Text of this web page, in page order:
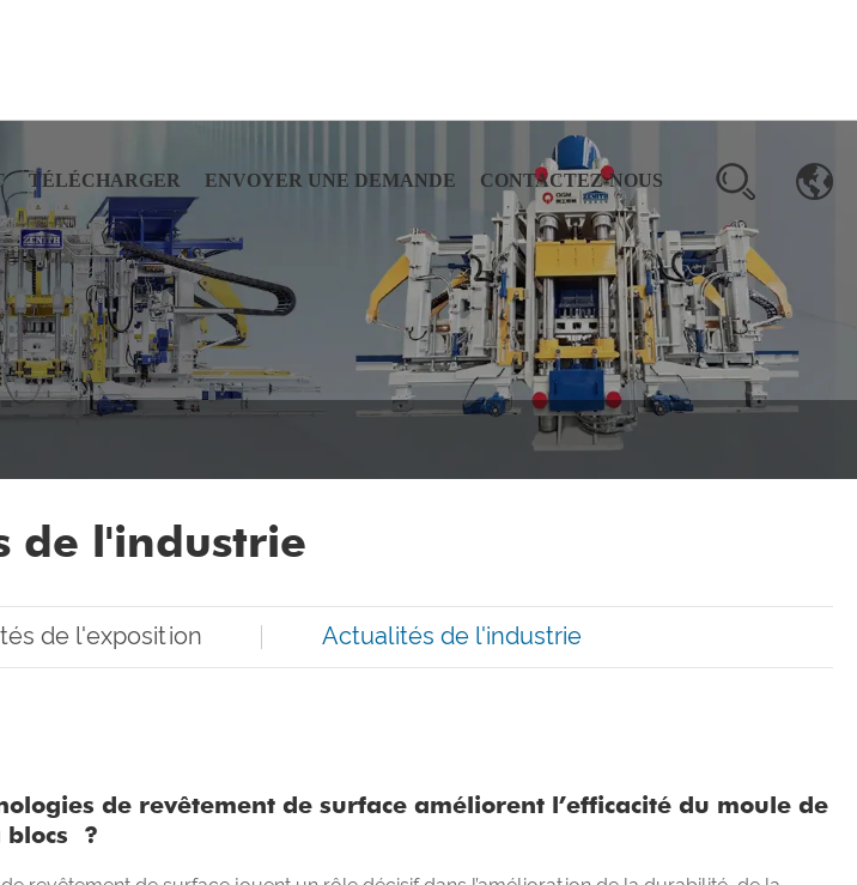
TÉLÉCHARGER ENVOYER UNE DEMANDE CONTACTEZ-NOUS
de l'industrie
de l'exposition Actualités de l'industrie
de revêtement de surface améliorent l’efficacité du moule de
blocs ?